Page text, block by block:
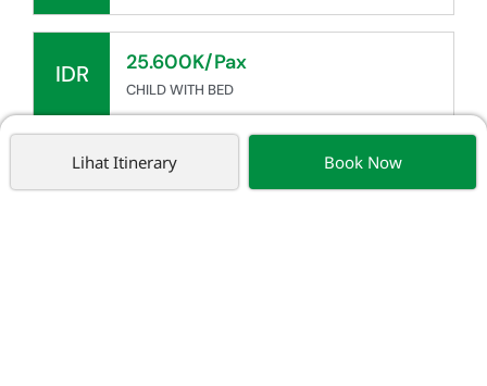
IDR 25.600K/Pax
CHILD WITH BED
IDR 25.300K/Pax
CHILD NO BED (2-5 TAHUN)
Lihat Itinerary Book Now